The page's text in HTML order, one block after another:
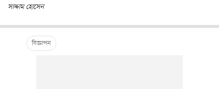
সাদ্দাম হোসেন